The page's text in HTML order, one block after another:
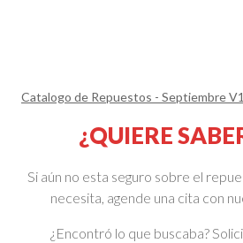
Catalogo de Repuestos - Septiembre V1
¿QUIERE
Si aún no esta seguro sobre el
necesita, agende una cita con
¿Encontró lo que buscaba?